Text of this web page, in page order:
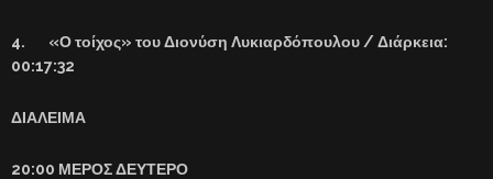
4. «Ο τοίχος» του Διονύση Λυκιαρδόπουλου / Διάρκεια:
00:17:32
ΔΙΑΛΕΙΜΑ
20:00 ΜΕΡΟΣ ΔΕΥΤΕΡΟ